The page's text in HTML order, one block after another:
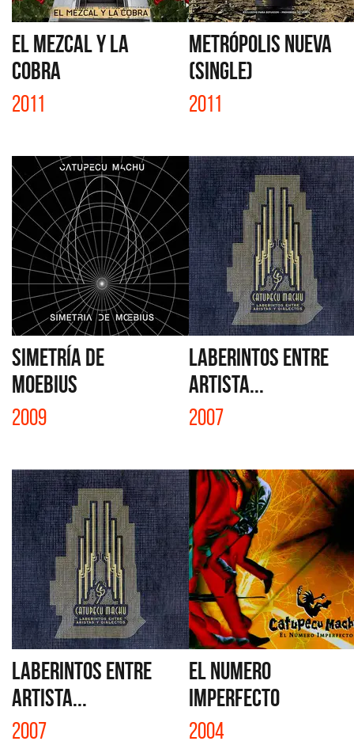
EL MEZCAL Y LA
COBRA
2011
METRÓPOLIS NUEVA
(SINGLE)
2011
SIMETRÍA DE
MOEBIUS
2009
LABERINTOS ENTRE
ARTISTA...
2007
LABERINTOS ENTRE
ARTISTA...
2007
EL NUMERO
IMPERFECTO
2004